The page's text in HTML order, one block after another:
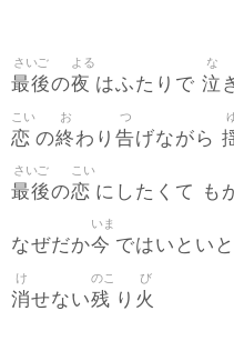
最後
さいご
の夜
よる
はふたりで 泣
な
恋
こい
の終
お
わり 告
つ
げながら
最後
さいご
の恋
こい
にしたくて も
なぜだか今
いま
ではいとい
消
け
せない残
のこ
り 火
び